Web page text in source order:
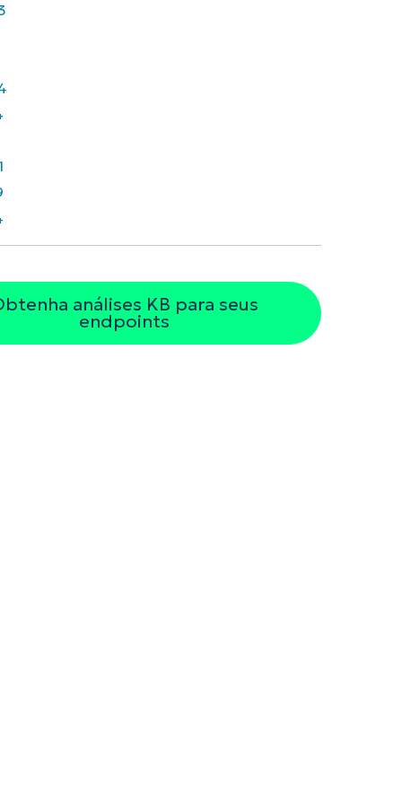
análises KB para seus
endpoints